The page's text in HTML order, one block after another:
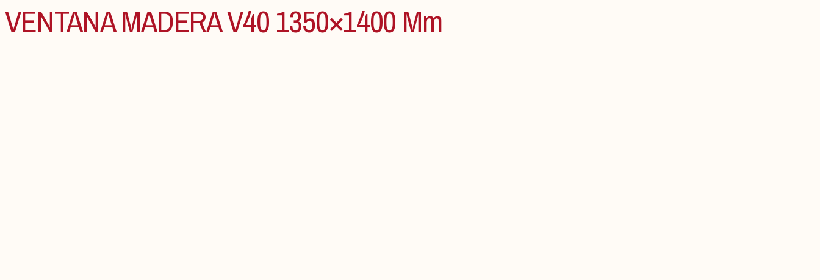
VENTANA MADERA V40 1350×1400 Mm